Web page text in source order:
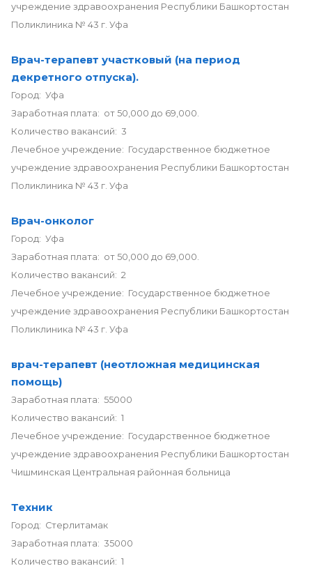
учреждение здравоохранения Республики Башкортостан
Поликлиника № 43 г. Уфа
Врач-терапевт участковый (на период
декретного отпуска).
Город: Уфа
Заработная плата: от 50,000 до 69,000.
Количество вакансий: 3
Лечебное учреждение: Государственное бюджетное
учреждение здравоохранения Республики Башкортостан
Поликлиника № 43 г. Уфа
Врач-онколог
Город: Уфа
Заработная плата: от 50,000 до 69,000.
Количество вакансий: 2
Лечебное учреждение: Государственное бюджетное
учреждение здравоохранения Республики Башкортостан
Поликлиника № 43 г. Уфа
врач-терапевт (неотложная медицинская
помощь)
Заработная плата: 55000
Количество вакансий: 1
Лечебное учреждение: Государственное бюджетное
учреждение здравоохранения Республики Башкортостан
Чишминская Центральная районная больница
Техник
Город: Стерлитамак
Заработная плата: 35000
Количество вакансий: 1